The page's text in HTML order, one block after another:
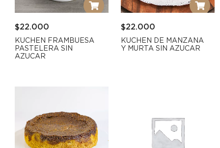
$22.000
KUCHEN FRAMBUESA
PASTELERA SIN
AZUCAR
$22.000
KUCHEN DE MANZANA
Y MURTA SIN AZUCAR